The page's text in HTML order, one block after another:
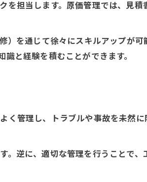
を担当します。原価管理では、見積
）を通じて徐々にスキルアップが可
と経験を積むことができます。
く管理し、トラブルや事故を未然に
。逆に、適切な管理を行うことで、